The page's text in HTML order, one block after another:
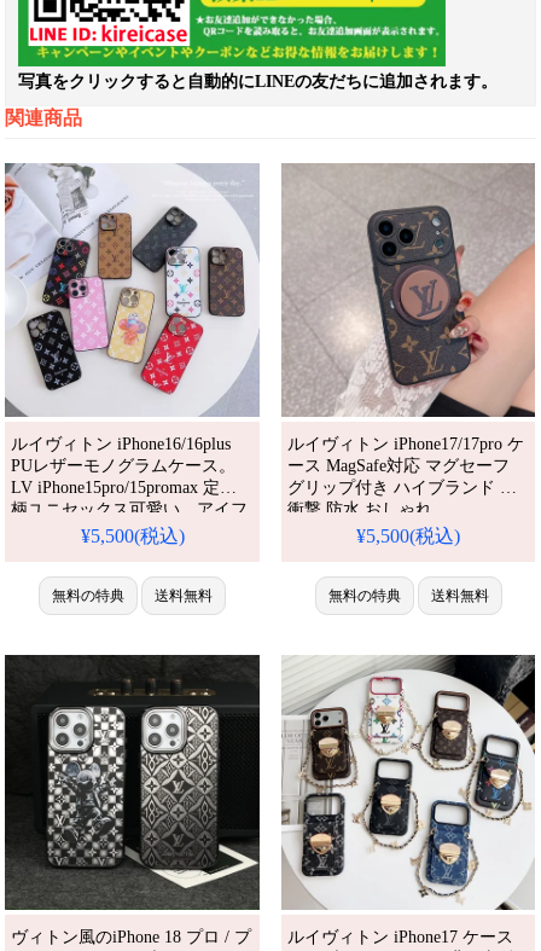
写真をクリックすると自動的にLINEの友だちに追加されます。
関連商品
ルイヴィトン iPhone16/16plus
PUレザーモノグラムケース。
LV iPhone15pro/15promax 定番
柄ユニセックス可愛い。アイフ
ォン14/13/12 日常使い大活躍ブ
撃・防水。かわいい・格安。お
すすめiPhone17ケース / 17プロ
プラスケース。
¥5,500(税込)
無料の特典 送料無料
ルイヴィトン iPhone17/17pro ケ
ース MagSafe対応 マグセーフ
グリップ付き ハイブランド 耐
衝撃 防水 おしゃれ
iPhone16/16pro ケース
人気 おすすめ iPhone 17 プロ /
プラス ケース
¥5,500(税込)
無料の特典 送料無料
ヴィトン風のiPhone 18 プロ / プ
ルイヴィトン iPhone17 ケース